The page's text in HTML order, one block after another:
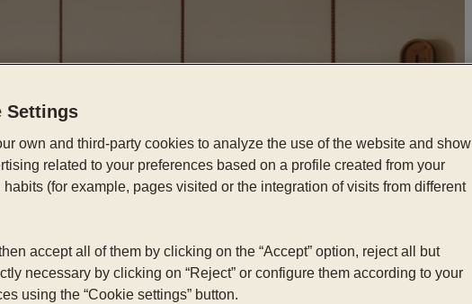
Settings
own and third-party cookies to analyze the use of the website and show
related to your preferences based on a profile created from your
(for example, pages visited or the integration of visits from different
accept all of them by clicking on the “Accept” option, reject all but
necessary by clicking on “Reject” or configure them according to your
using the “Cookie settings” button.